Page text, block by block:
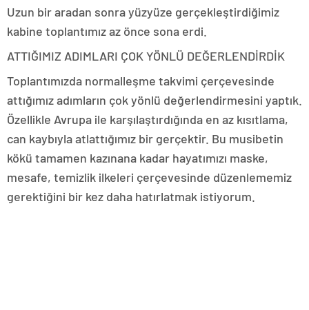
Uzun bir aradan sonra yüzyüze gerçekleştirdiğimiz
kabine toplantımız az önce sona erdi.
ATTIĞIMIZ ADIMLARI ÇOK YÖNLÜ DEĞERLENDİRDİK
Toplantımızda normalleşme takvimi çerçevesinde
attığımız adımların çok yönlü değerlendirmesini yaptık.
Özellikle Avrupa ile karşılaştırdığında en az kısıtlama,
can kaybıyla atlattığımız bir gerçektir. Bu musibetin
kökü tamamen kazınana kadar hayatımızı maske,
mesafe, temizlik ilkeleri çerçevesinde düzenlememiz
gerektiğini bir kez daha hatırlatmak istiyorum.